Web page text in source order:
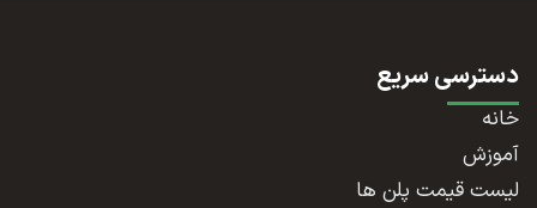
دسترسی سریع
خانه
آموزش
لیست قیمت پلن ها